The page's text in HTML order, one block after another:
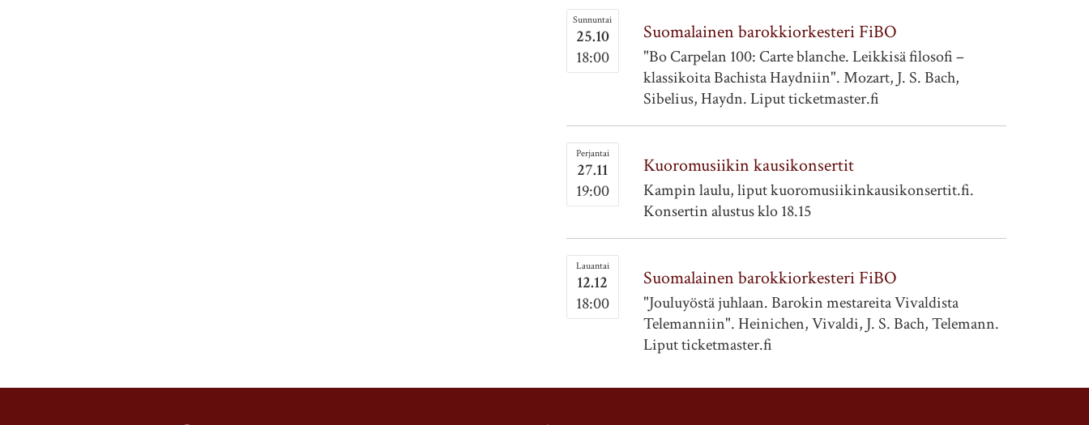
Sunnuntai
25.10
18:00
Suomalainen barokkiorkesteri FiBO
"Bo Carpelan 100: Carte blanche. Leikkisä filosofi –
klassikoita Bachista Haydniin". Mozart, J. S. Bach,
Sibelius, Haydn. Liput ticketmaster.fi
Perjantai
27.11
19:00
Kuoromusiikin kausikonsertit
Kampin laulu, liput kuoromusiikinkausikonsertit.fi.
Konsertin alustus klo 18.15
Lauantai
12.12
18:00
Suomalainen barokkiorkesteri FiBO
"Jouluyöstä juhlaan. Barokin mestareita Vivaldista
Telemanniin". Heinichen, Vivaldi, J. S. Bach, Telemann.
Liput ticketmaster.fi